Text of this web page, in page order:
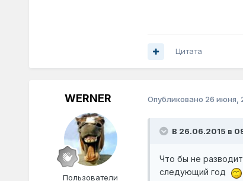
Цитата
WERNER
Пользователи
Опубликовано 26 июня,
В 26.06.2015 в
Что бы не
следующий год